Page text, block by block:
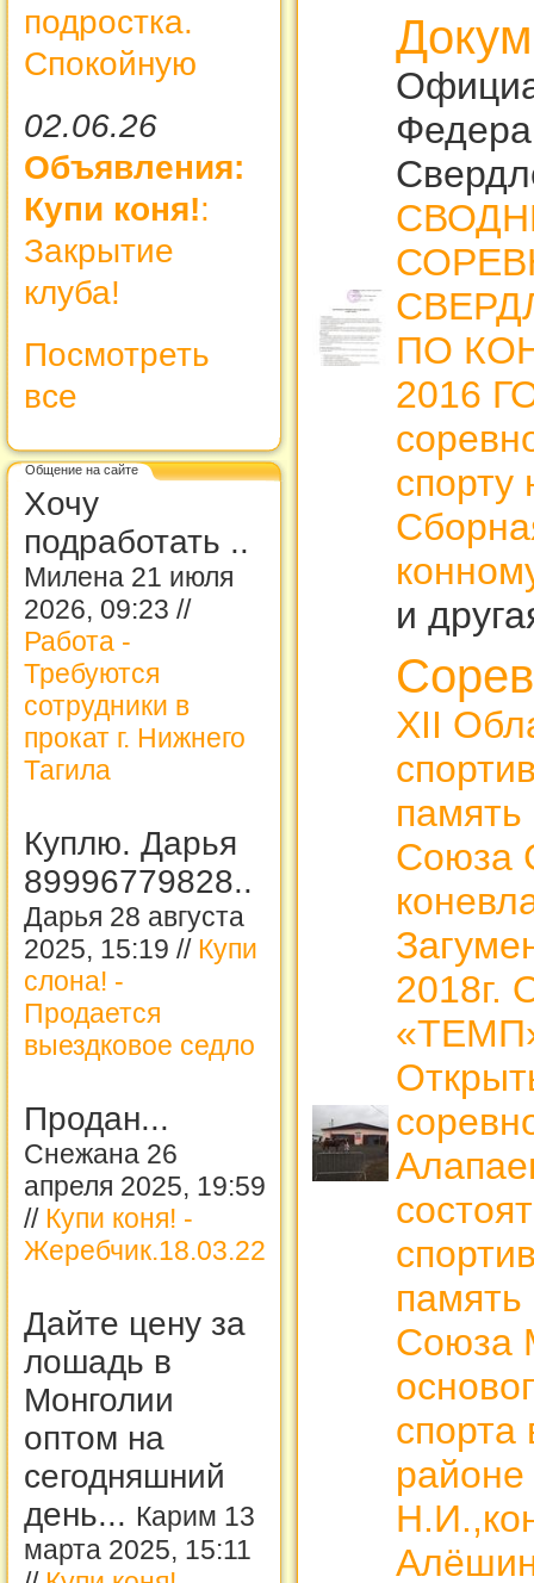
подростка.
Спокойную
02.06.26
Объявления:
Купи коня!:
Закрытие
клуба!
Посмотреть
все
Общение на сайте
Хочу
подработать ..
Милена 21 июля
2026, 09:23 //
Работа -
Требуются
сотрудники в
прокат г. Нижнего
Тагила
Куплю. Дарья
89996779828..
Дарья 28 августа
2025, 15:19 // Купи
слона! -
Продается
выездковое седло
Продан...
Снежана 26
апреля 2025, 19:59
// Купи коня! -
Жеребчик.18.03.22
Дайте цену за
лошадь в
Монголии
оптом на
сегодняшний
день... Карим 13
марта 2025, 15:11
ПО
2016
спорту
и
XII
память
Союза
2018г.
память
Союза
спорта